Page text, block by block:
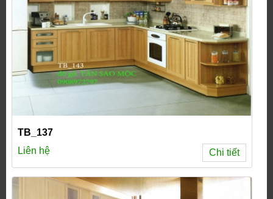
TB_137
Liên hệ
Chi tiết